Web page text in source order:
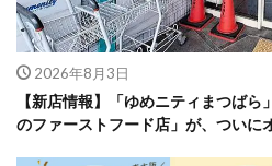
2026年8月3日
【新店情報】「ゆめニティまつば
のファーストフード店」が、つい